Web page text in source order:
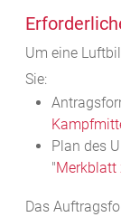
Um eine
Sie:
Plan des
"
Das